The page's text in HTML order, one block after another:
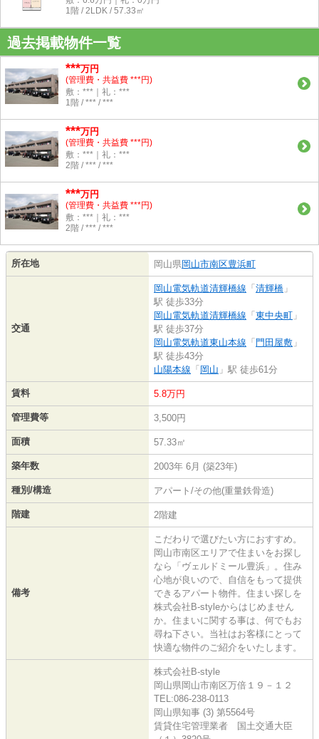
1階 / 2LDK / 57.33㎡
過去掲載物件一覧
***万円
(管理費・共益費 ***円)
敷：***｜礼：***
1階 / *** / ***
***万円
(管理費・共益費 ***円)
敷：***｜礼：***
2階 / *** / ***
***万円
(管理費・共益費 ***円)
敷：***｜礼：***
2階 / *** / ***
所在地 岡山県岡山市南区豊浜町
交通
岡山電気軌道清輝橋線 「 清輝橋 」
駅 徒歩33分
岡山電気軌道清輝橋線 「 東中央町 」
駅 徒歩37分
岡山電気軌道東山本線 「 門田屋敷 」
駅 徒歩43分
山陽本線 「 岡山 」駅 徒歩61分
賃料 5.8万円
管理費等 3,500円
面積 57.33㎡
築年数 2003年 6月 (築23年)
種別/構造 アパート/その他(重量鉄骨造)
階建 2階建
備考
こだわりで選びたい方におすすめ。
岡山市南区エリアで住まいをお探し
なら「ヴェルドミール豊浜」。住み
心地が良いので、自信をもって提供
できるアパート物件。住まい探しを
株式会社B-styleからはじめません
か。住まいに関する事は、何でもお
尋ね下さい。当社はお客様にとって
快適な物件のご紹介をいたします。
株式会社B-style
岡山県岡山市南区万倍１９－１２
TEL:086-238-0113
岡山県知事 (3) 第5564号
賃貸住宅管理業者 国土交通大臣